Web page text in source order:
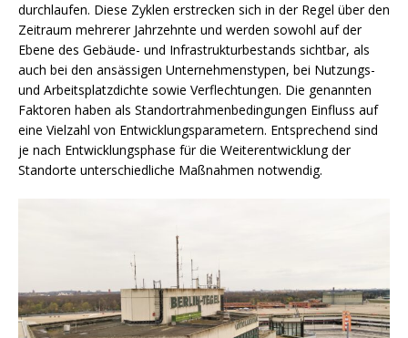
durchlaufen. Diese Zyklen erstrecken sich in der Regel über den
Zeitraum mehrerer Jahrzehnte und werden sowohl auf der
Ebene des Gebäude- und Infrastrukturbestands sichtbar, als
auch bei den ansässigen Unternehmenstypen, bei Nutzungs-
und Arbeitsplatzdichte sowie Verflechtungen. Die genannten
Faktoren haben als Standortrahmenbedingungen Einfluss auf
eine Vielzahl von Entwicklungsparametern. Entsprechend sind
je nach Entwicklungsphase für die Weiterentwicklung der
Standorte unterschiedliche Maßnahmen notwendig.